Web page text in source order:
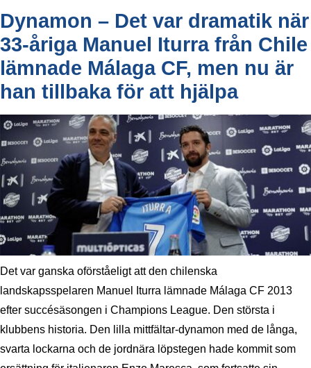
Dynamon – Det var dramatik när
33-åriga Manuel Iturra från Chile
lämnade Málaga CF, men nu är
han tillbaka för att hjälpa
Det var ganska oförståeligt att den chilenska
landskapsspelaren Manuel Iturra lämnade Málaga CF 2013
efter succésäsongen i Champions League. Den största i
klubbens historia. Den lilla mittfältar-dynamon med de långa,
svarta lockarna och de jordnära löpstegen hade kommit som